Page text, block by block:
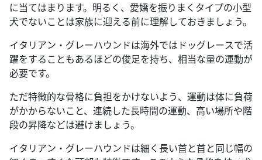
に当てはまります。明るく、愛嬌を振りまくタイプの小型
犬でないことは家族に迎える前に理解しておきましょう。
イタリアン・グレーハウンドは海外ではドッグレースで活
躍をすることもあるほどの俊足を持ち、相当な量の運動が
必要です。
ただ特徴的な骨格に負担をかけないよう、運動は体に負荷
がかからないこと、連続した長時間の運動、高い場所や階
段の昇降などは避けましょう。
イタリアン・グレーハウンドは細く長い首と首と同じ幅の